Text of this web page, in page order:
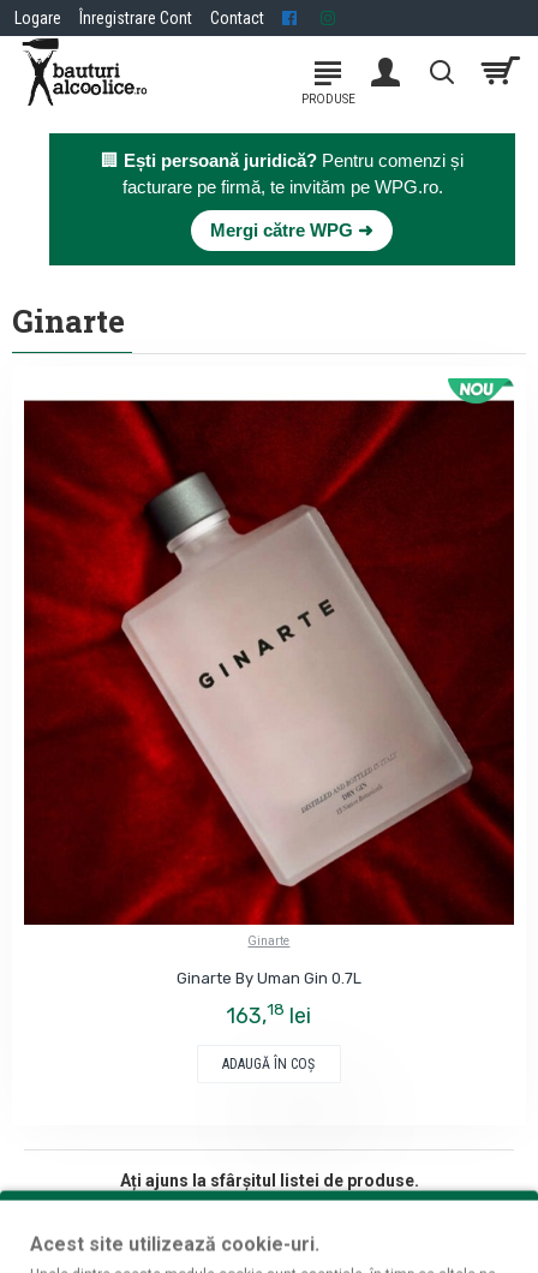
Logare Înregistrare Cont Contact
🏢 Ești persoană juridică? Pentru comenzi și
facturare pe firmă, te invităm pe WPG.ro.
Mergi către WPG ➜
Ginarte
Ginarte
Ginarte By Uman Gin 0.7L
163,18 lei
ADAUGĂ ÎN COŞ
Ați ajuns la sfârșitul listei de produse.
Acest site utilizează cookie-uri.